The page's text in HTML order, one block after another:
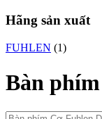
Hãng sản xuất
FUHLEN (1)
Bàn